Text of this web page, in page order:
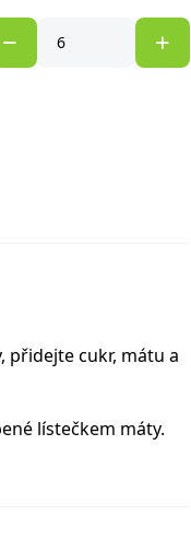
přidejte cukr, mátu a
lístečkem máty.